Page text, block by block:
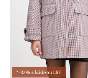
*-10 % s kódem: LST